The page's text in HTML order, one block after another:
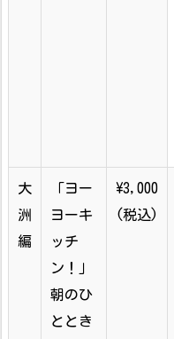
大
洲
編
「ヨー
ヨーキ
ッチ
ン！」
朝のひ
ととき
\3,000
(税込)